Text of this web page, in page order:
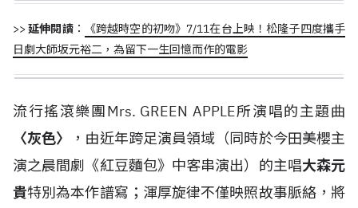
>>延伸閱讀：
《跨越時空的初吻》7/11在台上映！松隆子四度攜手
日劇大師坂元裕二，為留下一生回憶而作的電影
流行搖滾樂團Mrs. GREEN APPLE所演唱的主題曲
〈灰色〉
，由近年跨足演員領域（同時於今田美櫻主
演之晨間劇《紅豆麵包》中客串演出）的主唱大森元
貴特別為本作譜寫；渾厚旋律不僅映照故事脈絡，將